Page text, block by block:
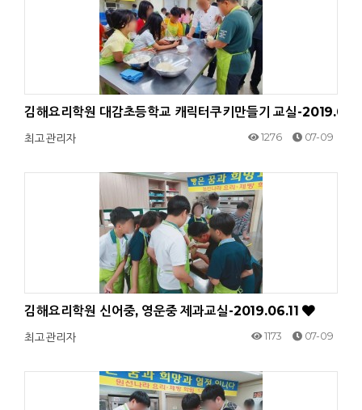
김해요리학원 대감초등학교 캐릭터쿠키만들기 교실-
최고관리자 1276 07-09
김해요리학원 신어중, 영운중 제과교실-2019.06.11
최고관리자 1173 07-09